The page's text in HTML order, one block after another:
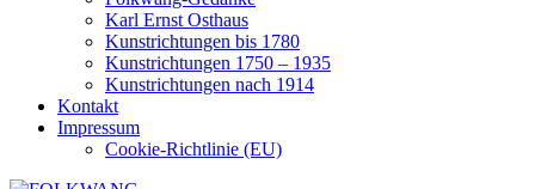
Karl Ernst Osthaus
Kunstrichtungen bis 1780
Kunstrichtungen 1750 – 1935
Kunstrichtungen nach 1914
Kontakt
Impressum
Cookie-Richtlinie (EU)